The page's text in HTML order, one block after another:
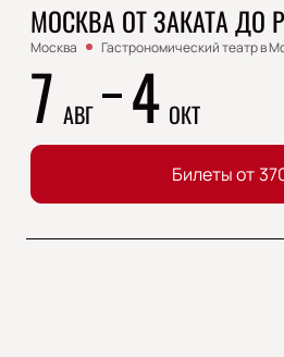
МОСКВА ОТ ЗАКАТА ДО
Москва Гастрономический театр в
7 АВГ 4 ОКТ
Билеты от